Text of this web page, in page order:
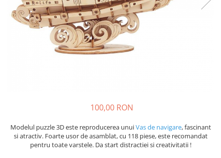
100,00 RON
Modelul puzzle 3D este reproducerea unuiVas de navigare, fascinant
si atractiv. Foarte usor de asamblat, cu 118 piese, este recomandat
pentru toate varstele. Da start distractiei si creativitatii !